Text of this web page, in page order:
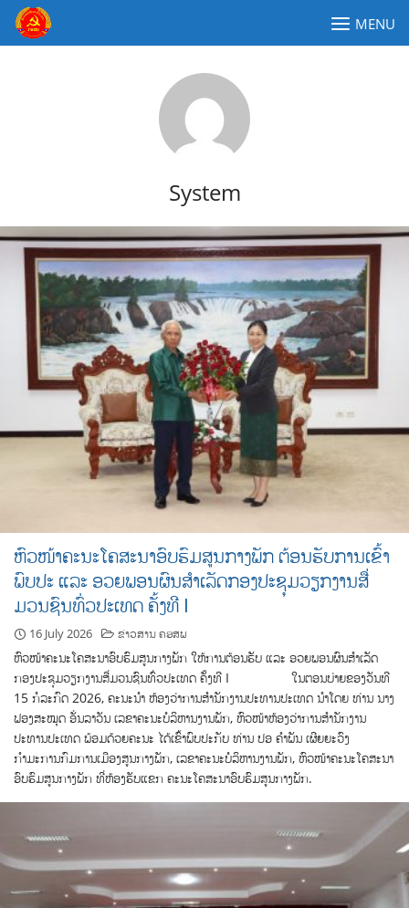
Skip
MENU
System
ຫົວໜ້າຄະນະໂຄສະນາອົບຮົມສູນກາງພັກ ຕ້ອນຮັບການເຂົ້າ
ພົບປະ ແລະ ອວຍພອນຜົນສຳເລັດກອງປະຊຸມວຽກງານສື່
ມວນຊົນທົ່ວປະເທດ ຄັ້ງທີ I
16 July 2026 ຂ່າວສານ ຄອສພ
ຫົວໜ້າຄະນະໂຄສະນາອົບຮົມສູນກາງພັກ ໃຫ້ການຕ້ອນຮັບ ແລະ ອວຍພອນຜົນສຳເລັດ
ກອງປະຊຸມວຽກງານສື່ມວນຊົນທົ່ວປະເທດ ຄັ້ງທີ I ໃນຕອນບ່າຍຂອງວັນທີ
15 ກໍລະກົດ 2026, ຄະນະນໍາ ຫ້ອງວ່າການສຳນັກງານປະທານປະເທດ ນໍາໂດຍ ທ່ານ ນາງ
ຟອງສະໝຸດ ອັ່ນລາວັນ ເລຂາຄະນະບໍລິຫານງານພັກ, ຫົວໜ້າຫ້ອງວ່າການສຳນັກງານ
ປະທານປະເທດ ພ້ອມດ້ວຍຄະນະ ໄດ້ເຂົ້າພົບປະກັບ ທ່ານ ປອ ຄຳພັນ ເຜີຍຍະວົງ
ກຳມະການກົມການເມືອງສູນກາງພັກ, ເລຂາຄະນະບໍລິຫານງານພັກ, ຫົວໜ້າຄະນະໂຄສະນາ
ອົບຮົມສູນກາງພັກ ທີ່ຫ້ອງຮັບແຂກ ຄະນະໂຄສະນາອົບຮົມສູນກາງພັກ.